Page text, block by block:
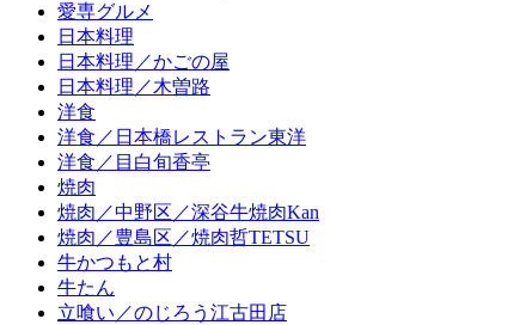
愛専グルメ
日本料理
日本料理／かごの屋
日本料理／木曽路
洋食
洋食／日本橋レストラン東洋
洋食／目白旬香亭
焼肉
焼肉／中野区／深谷牛焼肉Kan
焼肉／豊島区／焼肉哲TETSU
牛かつもと村
牛たん
立喰い／のじろう江古田店